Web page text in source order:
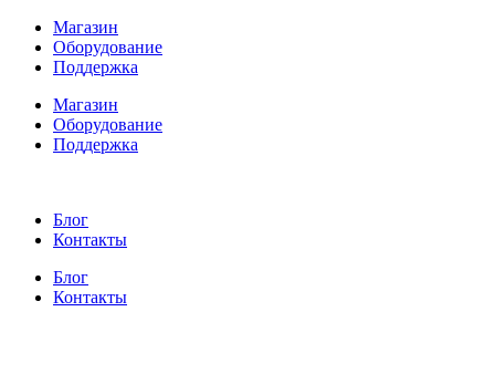
Перейти
содержимому
Магазин
Оборудование
Поддержка
Магазин
Оборудование
Поддержка
Блог
Контакты
Блог
Контакты